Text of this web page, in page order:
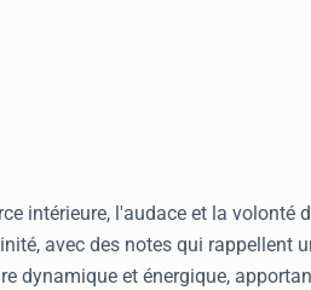
intérieure, l'audace et la volonté
avec des notes qui rappellent
dynamique et énergique,